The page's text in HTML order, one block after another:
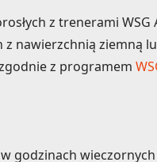
z trenerami WSG
nawierzchnią ziemną
z programem
godzinach